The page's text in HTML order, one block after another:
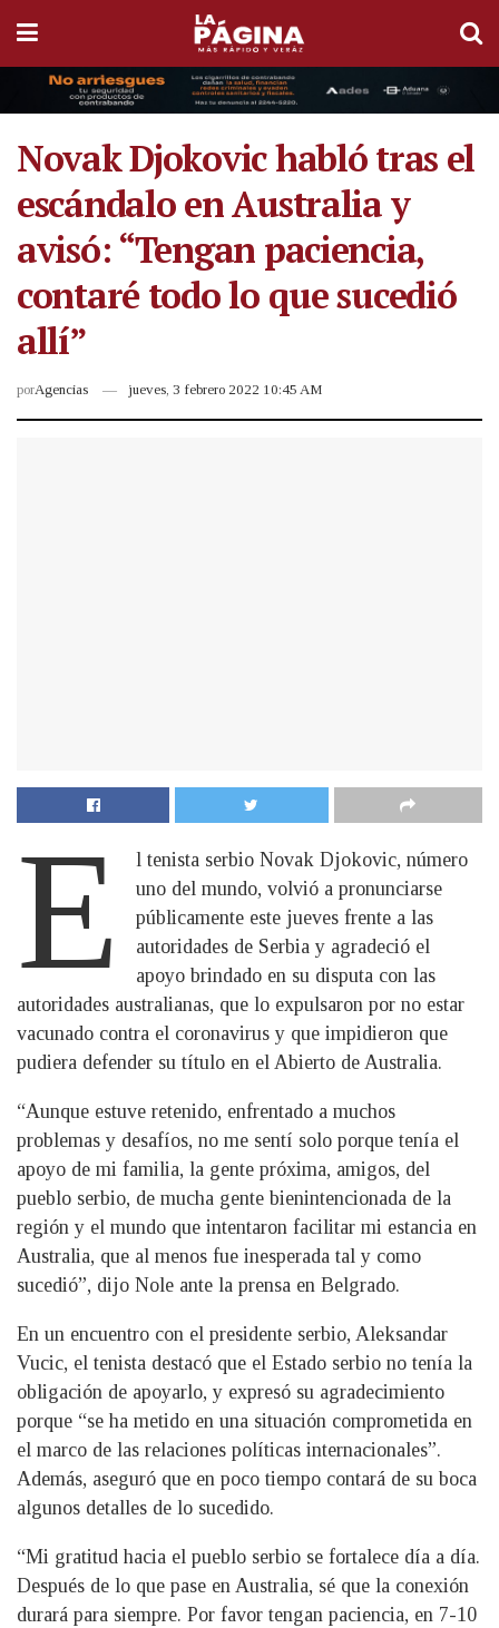
Novak Djokovic habló tras el
escándalo en Australia y
avisó: “Tengan paciencia,
contaré todo lo que sucedió
allí”
porAgencias jueves, 3 febrero 2022 10:45 AM
E
l tenista serbio Novak Djokovic, número
uno del mundo, volvió a pronunciarse
públicamente este jueves frente a las
autoridades de Serbia y agradeció el
apoyo brindado en su disputa con las
autoridades australianas, que lo expulsaron por no estar
vacunado contra el coronavirus y que impidieron que
pudiera defender su título en el Abierto de Australia.
“Aunque estuve retenido, enfrentado a muchos
problemas y desafíos, no me sentí solo porque tenía el
apoyo de mi familia, la gente próxima, amigos, del
pueblo serbio, de mucha gente bienintencionada de la
región y el mundo que intentaron facilitar mi estancia en
Australia, que al menos fue inesperada tal y como
sucedió”, dijo Nole ante la prensa en Belgrado.
En un encuentro con el presidente serbio, Aleksandar
Vucic, el tenista destacó que el Estado serbio no tenía la
obligación de apoyarlo, y expresó su agradecimiento
porque “se ha metido en una situación comprometida en
el marco de las relaciones políticas internacionales”.
Además, aseguró que en poco tiempo contará de su boca
algunos detalles de lo sucedido.
“Mi gratitud hacia el pueblo serbio se fortalece día a día.
Después de lo que pase en Australia, sé que la conexión
durará para siempre. Por favor tengan paciencia, en 7-10